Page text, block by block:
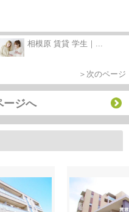
相模原 賃貸 学生｜...
＞次のページ
ージへ